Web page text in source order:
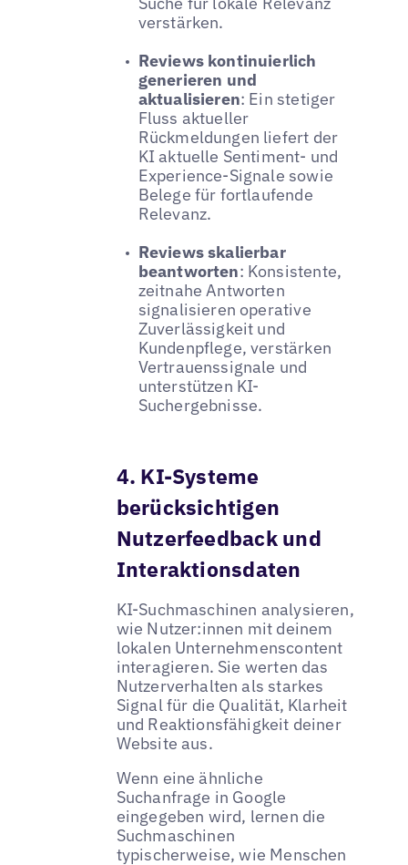
verstärken.
Reviews kontinuierlich
generieren und
aktualisieren: Ein stetiger
Fluss aktueller
Rückmeldungen liefert der
KI aktuelle Sentiment- und
Experience-Signale sowie
Belege für fortlaufende
Relevanz.
Reviews skalierbar
beantworten: Konsistente,
zeitnahe Antworten
signalisieren operative
Zuverlässigkeit und
Kundenpflege, verstärken
Vertrauenssignale und
unterstützen KI-
Suchergebnisse.
4. KI-Systeme
berücksichtigen
Nutzerfeedback und
Interaktionsdaten
KI-Suchmaschinen analysieren,
wie Nutzer:innen mit deinem
lokalen Unternehmenscontent
interagieren. Sie werten das
Nutzerverhalten als starkes
Signal für die Qualität, Klarheit
und Reaktionsfähigkeit deiner
Website aus.
Wenn eine ähnliche
Suchanfrage in Google
eingegeben wird, lernen die
Suchmaschinen
typischerweise, wie Menschen